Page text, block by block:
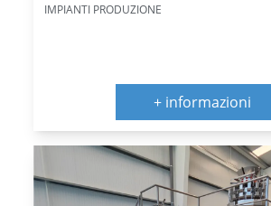
IMPIANTI PRODUZIONE
+ informazioni